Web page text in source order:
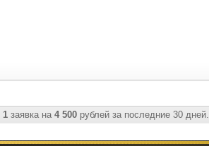
1заявка на 4 500рублей за последние 30 дней.